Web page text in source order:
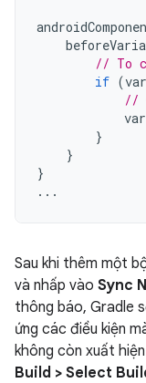
// To
if (
//
}
}
}
...
Sau khi thêm một
và nhấp vào Sync
thông báo, Gradle
ứng các điều kiện
không còn xuất
Build > Select